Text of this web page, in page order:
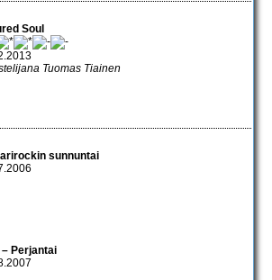
Soul
Tuomas Tiainen
sunnuntai
– Perjantai